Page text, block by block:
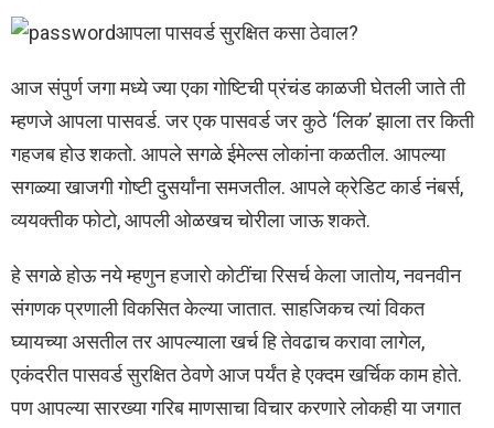
आपला पासवर्ड सुरक्षित कसा ठेवाल?
आज संपुर्ण जगा मध्ये ज्या एका गोष्टिची प्रंचंड काळजी घेतली जाते ती
म्हणजे आपला पासवर्ड. जर एक पासवर्ड जर कुठे ‘लिक’ झाला तर किती
गहजब होउ शकतो. आपले सगळे ईमेल्स लोकांना कळतील. आपल्या
सगळ्या खाजगी गोष्टी दुसर्यांना समजतील. आपले क्रेडिट कार्ड नंबर्स,
व्ययक्तीक फोटो, आपली ओळखच चोरीला जाऊ शकते.
हे सगळे होऊ नये म्हणुन हजारो कोटींचा रिसर्च केला जातोय, नवनवीन
संगणक प्रणाली विकसित केल्या जातात. साहजिकच त्यां विकत
घ्यायच्या असतील तर आपल्याला खर्च हि तेवढाच करावा लागेल,
एकंदरीत पासवर्ड सुरक्षित ठेवणे आज पर्यंत हे एक्दम खर्चिक काम होते.
पण आपल्या सारख्या गरिब माणसाचा विचार करणारे लोकही या जगात